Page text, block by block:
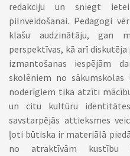
redakciju un sniegt
pilnveidošanai. Pedagogi
klašu audzinātāju, gan
perspektīvas, kā arī
izmantošanas iespējām
skolēniem no
noderīgiem tika atzīti
un citu kultūru
savstarpējās attieksmes
ļoti būtiska ir materiālā
no atraktīvām kustību